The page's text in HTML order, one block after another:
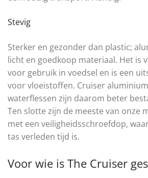
Stevig
Sterker en gezonder dan plastic;
licht en goedkoop materiaal. Het is
voor gebruik in voedsel en is een
voor vloeistoffen. Cruiser
waterflessen zijn daarom beter
Ten slotte zijn de meeste van onze
met een veiligheidsschroefdop,
tas verleden tijd is.
Voor wie is The Cruiser